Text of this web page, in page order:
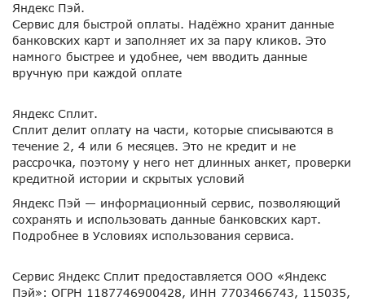
Яндекс Пэй.
Сервис для быстрой оплаты. Надёжно хранит данные
банковских карт и заполняет их за пару кликов. Это
намного быстрее и удобнее, чем вводить данные
вручную при каждой оплате
Яндекс Сплит.
Сплит делит оплату на части, которые списываются в
течение 2, 4 или 6 месяцев. Это не кредит и не
рассрочка, поэтому у него нет длинных анкет, проверки
кредитной истории и скрытых условий
Яндекс Пэй — информационный сервис, позволяющий
сохранять и использовать данные банковских карт.
Подробнее в Условиях использования сервиса.
Сервис Яндекс Сплит предоставляется ООО «Яндекс
Пэй»: ОГРН 1187746900428, ИНН 7703466743, 115035,